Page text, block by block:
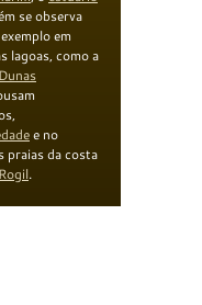
se observa
em
lagoas, como a
e no
praias da costa
.